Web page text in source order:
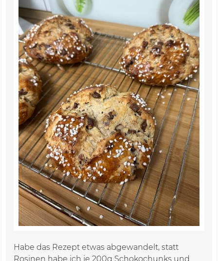
Habe das Rezept etwas abgewandelt, statt
Rosinen habe ich je 200g Schokochunks und